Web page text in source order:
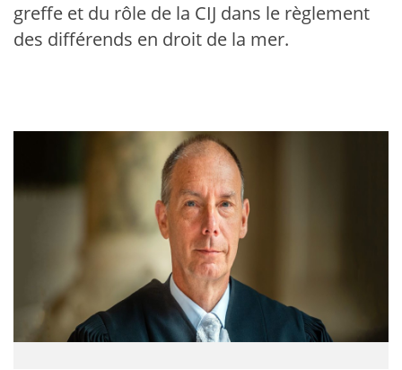
greffe et du rôle de la CIJ dans le règlement
des différends en droit de la mer.